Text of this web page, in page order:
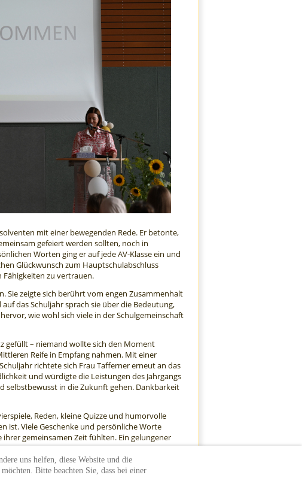
mit einer bewegenden Rede. Er betonte,
gefeiert werden sollten, noch in
Worten ging er auf jede AV-Klasse ein und
Glückwunsch zum Hauptschulabschluss
Fähigkeiten zu vertrauen.
Sie zeigte sich berührt vom engen Zusammenhalt
das Schuljahr sprach sie über die Bedeutung,
wie wohl sich viele in der Schulgemeinschaft
gefüllt – niemand wollte sich den Moment
Reife in Empfang nahmen. Mit einer
richtete sich Frau Tafferner erneut an das
und würdigte die Leistungen des Jahrgangs
selbstbewusst in die Zukunft gehen. Dankbarkeit
Reden, kleine Quizze und humorvolle
ist. Viele Geschenke und persönliche Worte
gemeinsamen Zeit fühlten. Ein gelungener
uns helfen, diese Website und die
Bitte beachten Sie, dass bei einer